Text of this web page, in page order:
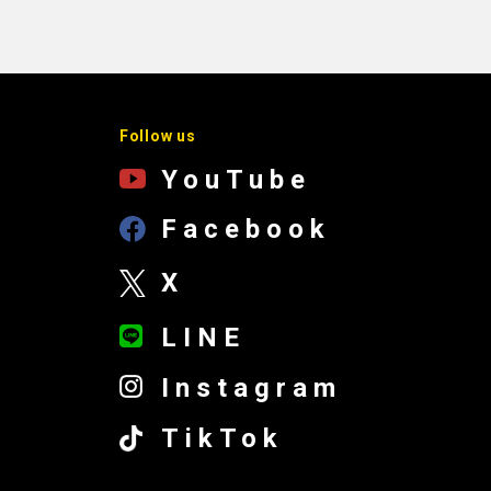
Follow us
YouTube
Facebook
X
LINE
Instagram
TikTok